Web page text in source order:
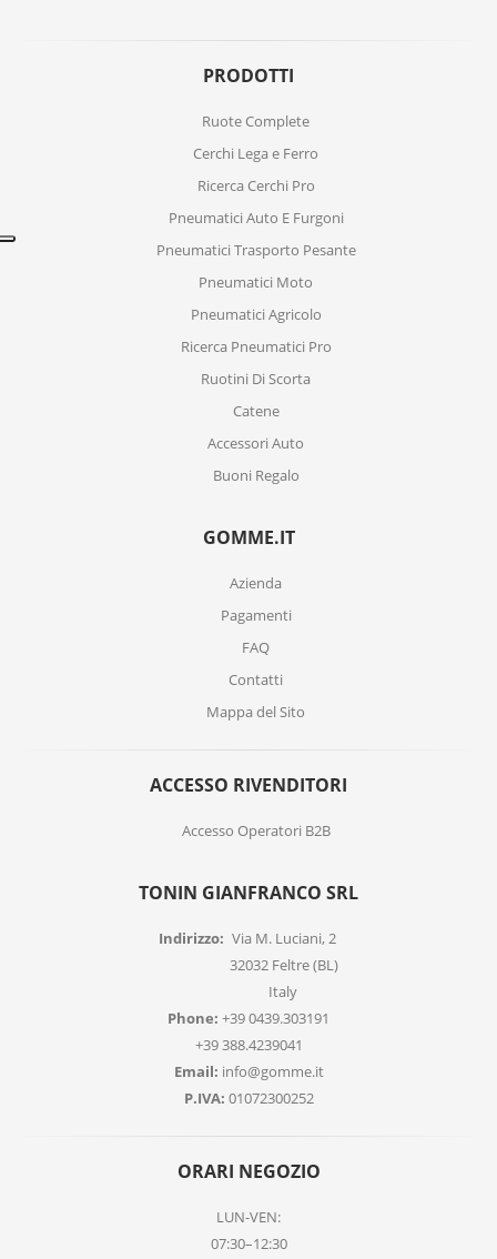
PRODOTTI
Ruote Complete
Cerchi Lega e Ferro
Ricerca Cerchi Pro
Pneumatici Auto E Furgoni
Pneumatici Trasporto Pesante
Pneumatici Moto
Pneumatici Agricolo
Ricerca Pneumatici Pro
Ruotini Di Scorta
Catene
Accessori Auto
Buoni Regalo
GOMME.IT
Azienda
Pagamenti
FAQ
Contatti
Mappa del Sito
ACCESSO RIVENDITORI
Accesso Operatori B2B
TONIN GIANFRANCO SRL
Indirizzo: Via M. Luciani, 2
32032 Feltre (BL)
Italy
Phone: +39 0439.303191
+39 388.4239041
Email: info@gomme.it
P.IVA: 01072300252
ORARI NEGOZIO
LUN-VEN:
07:30–12:30